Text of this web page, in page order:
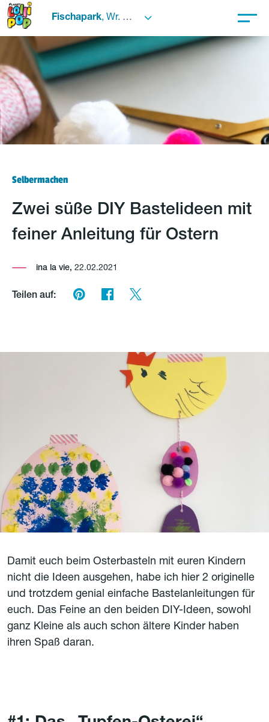
Fischapark, Wr. Neustadt
Selbermachen
Zwei süße DIY Bastelideen mit
feiner Anleitung für Ostern
ina la vie, 22.02.2021
Teilen auf:
Damit euch beim Osterbasteln mit euren Kindern
nicht die Ideen ausgehen, habe ich hier 2 originelle
und trotzdem genial einfache Bastelanleitungen für
euch. Das Feine an den beiden DIY-Ideen, sowohl
ganz Kleine als auch schon ältere Kinder haben
ihren Spaß daran.